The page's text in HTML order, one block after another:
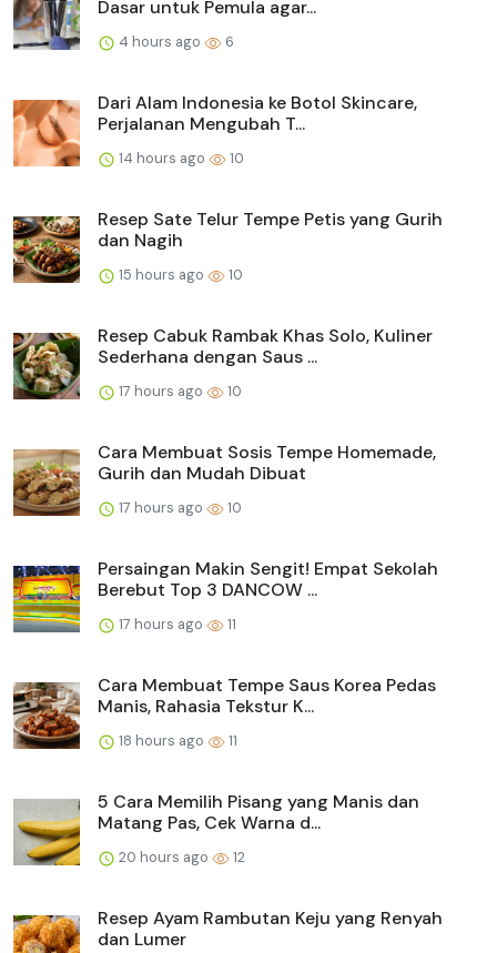
Dasar untuk Pemula agar...
4 hours ago 6
Dari Alam Indonesia ke Botol Skincare,
Perjalanan Mengubah T...
14 hours ago 10
Resep Sate Telur Tempe Petis yang Gurih
dan Nagih
15 hours ago 10
Resep Cabuk Rambak Khas Solo, Kuliner
Sederhana dengan Saus ...
17 hours ago 10
Cara Membuat Sosis Tempe Homemade,
Gurih dan Mudah Dibuat
17 hours ago 10
Persaingan Makin Sengit! Empat Sekolah
Berebut Top 3 DANCOW ...
17 hours ago 11
Cara Membuat Tempe Saus Korea Pedas
Manis, Rahasia Tekstur K...
18 hours ago 11
5 Cara Memilih Pisang yang Manis dan
Matang Pas, Cek Warna d...
20 hours ago 12
Resep Ayam Rambutan Keju yang Renyah
dan Lumer